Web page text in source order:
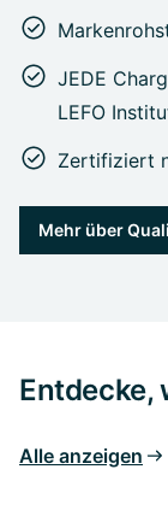
JEDE
LEFO
Zertifiziert
Mehr über
Entdecke,
Alle anzeigen